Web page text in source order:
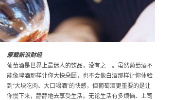
原载新浪财经
葡萄酒是世界上最迷人的饮品，没有之一。虽然葡萄酒不
能像啤酒那样让你大快朵颐，也不会像白酒那样让你体验
到“大块吃肉、大口喝酒”的快感，但葡萄酒更重要的是让
你慢下来，静静地去享受生活。无论生活有多烦恼、上司